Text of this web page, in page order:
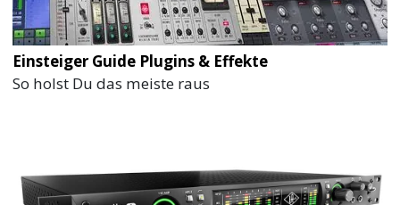
Einsteiger Guide Plugins & Effekte
So holst Du das meiste raus